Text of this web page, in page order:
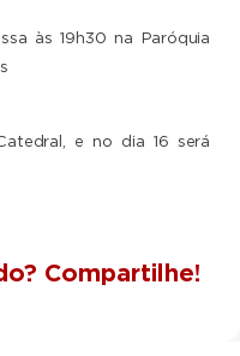
às 19h30 na Paróquia
e no dia 16 será
Compartilhe!